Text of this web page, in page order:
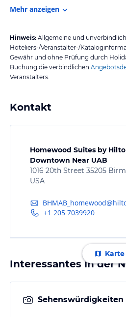
Mehr anzeigen
Hinweis: Allgemeine und
Hoteliers-/Veranstalter-/
Gewähr und ohne Prüfung durch
Buchung die verbindlichen
Veranstalters.
Kontakt
Homewood Suites by
Downtown Near UAB
1016 20th Street 35205
USA
+1 205 7039920
Karte
Interessantes in der
Sehenswürdigkeiten